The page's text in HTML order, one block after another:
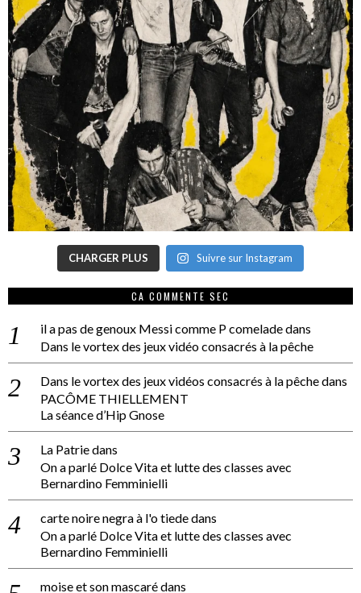
CHARGER PLUS Suivre sur Instagram
CA COMMENTE SEC
il a pas de genoux Messi comme P comeladedans
Dans le vortex des jeux vidéo consacrés à la pêche
Dans le vortex des jeux vidéos consacrés à la pêchedans
PACÔME THIELLEMENT
La séance d’Hip Gnose
La Patriedans
On a parlé Dolce Vita et lutte des classes avec
Bernardino Femminielli
carte noire negra à l'o tiededans
On a parlé Dolce Vita et lutte des classes avec
Bernardino Femminielli
moise et son mascarédans